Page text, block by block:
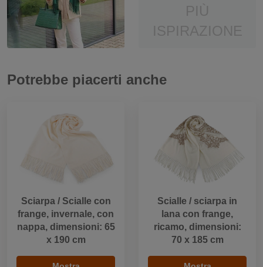
Potrebbe piacerti anche
Sciarpa / Scialle con
frange, invernale, con
nappa, dimensioni: 65
x 190 cm
Scialle / sciarpa in
lana con frange,
ricamo, dimensioni:
70 x 185 cm